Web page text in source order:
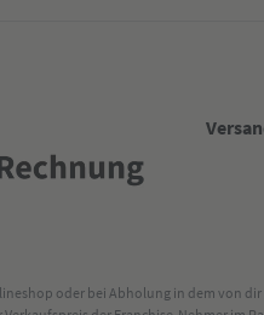
oder bei Abholung in dem von